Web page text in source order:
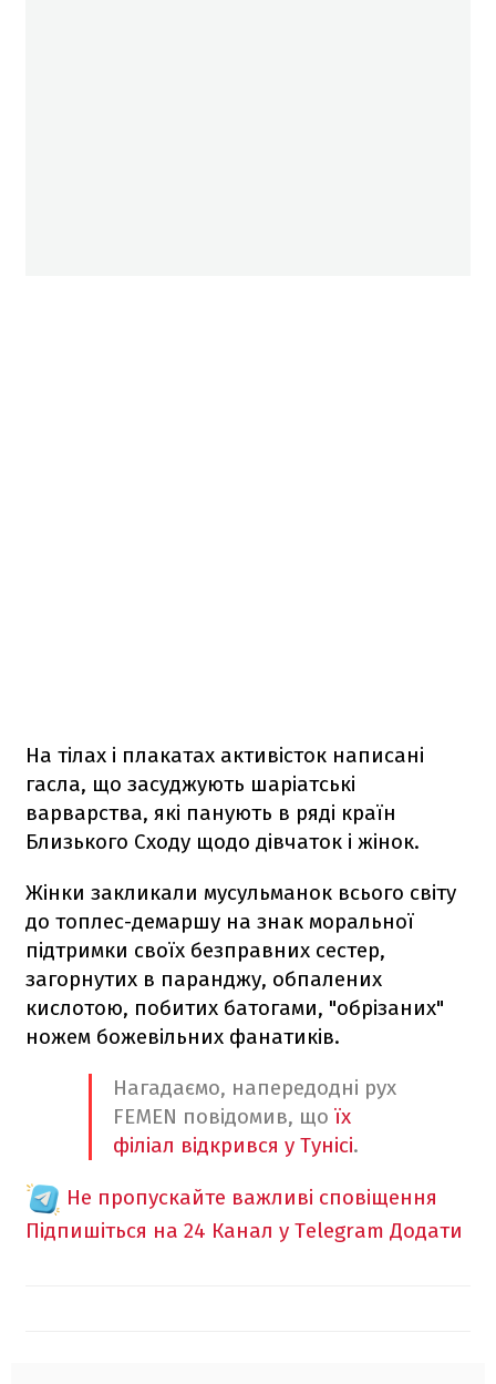
На тілах і плакатах активісток написані
гасла, що засуджують шаріатські
варварства, які панують в ряді країн
Близького Сходу щодо дівчаток і жінок.
Жінки закликали мусульманок всього світу
до топлес-демаршу на знак моральної
підтримки своїх безправних сестер,
загорнутих в паранджу, обпалених
кислотою, побитих батогами, "обрізаних"
ножем божевільних фанатиків.
Нагадаємо, напередодні рух
FEMEN повідомив, що їх
філіал відкрився у Тунісі.
Не пропускайте важливі сповіщення
Підпишіться на 24 Канал у Telegram Додати